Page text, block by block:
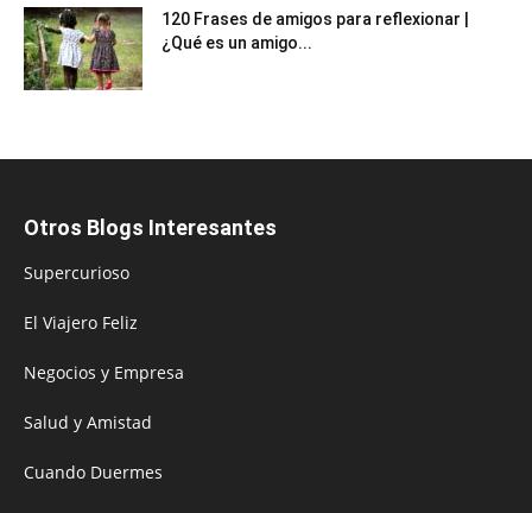
120 Frases de amigos para reflexionar |
¿Qué es un amigo...
Otros Blogs Interesantes
Supercurioso
El Viajero Feliz
Negocios y Empresa
Salud y Amistad
Cuando Duermes